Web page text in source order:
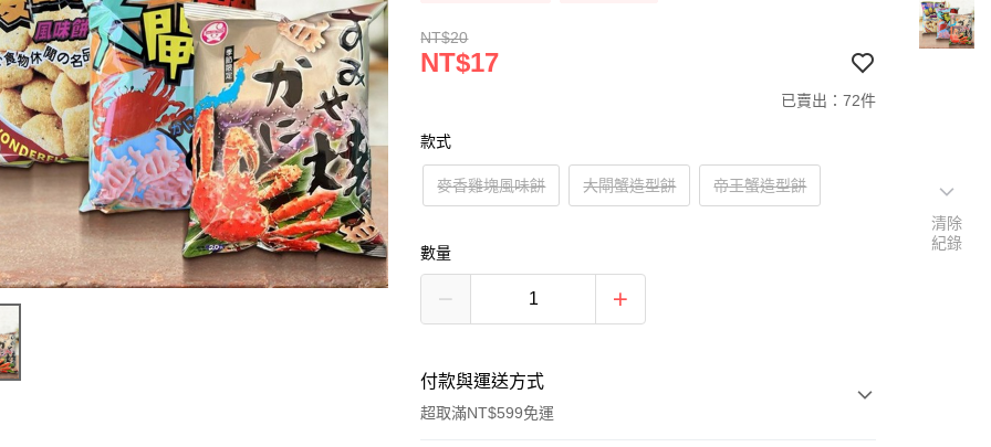
NT$20
NT$17
已賣出：72件
款式
麥香雞塊風味餅 大閘蟹造型餅 帝王蟹造型餅
數量
付款與運送方式
超取滿NT$599免運
清除
紀錄